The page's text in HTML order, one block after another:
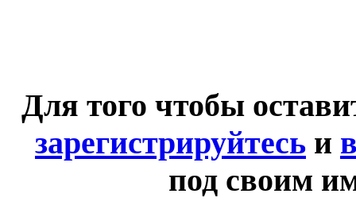
Для того чтобы
зарегистрируйтесь и
под своим